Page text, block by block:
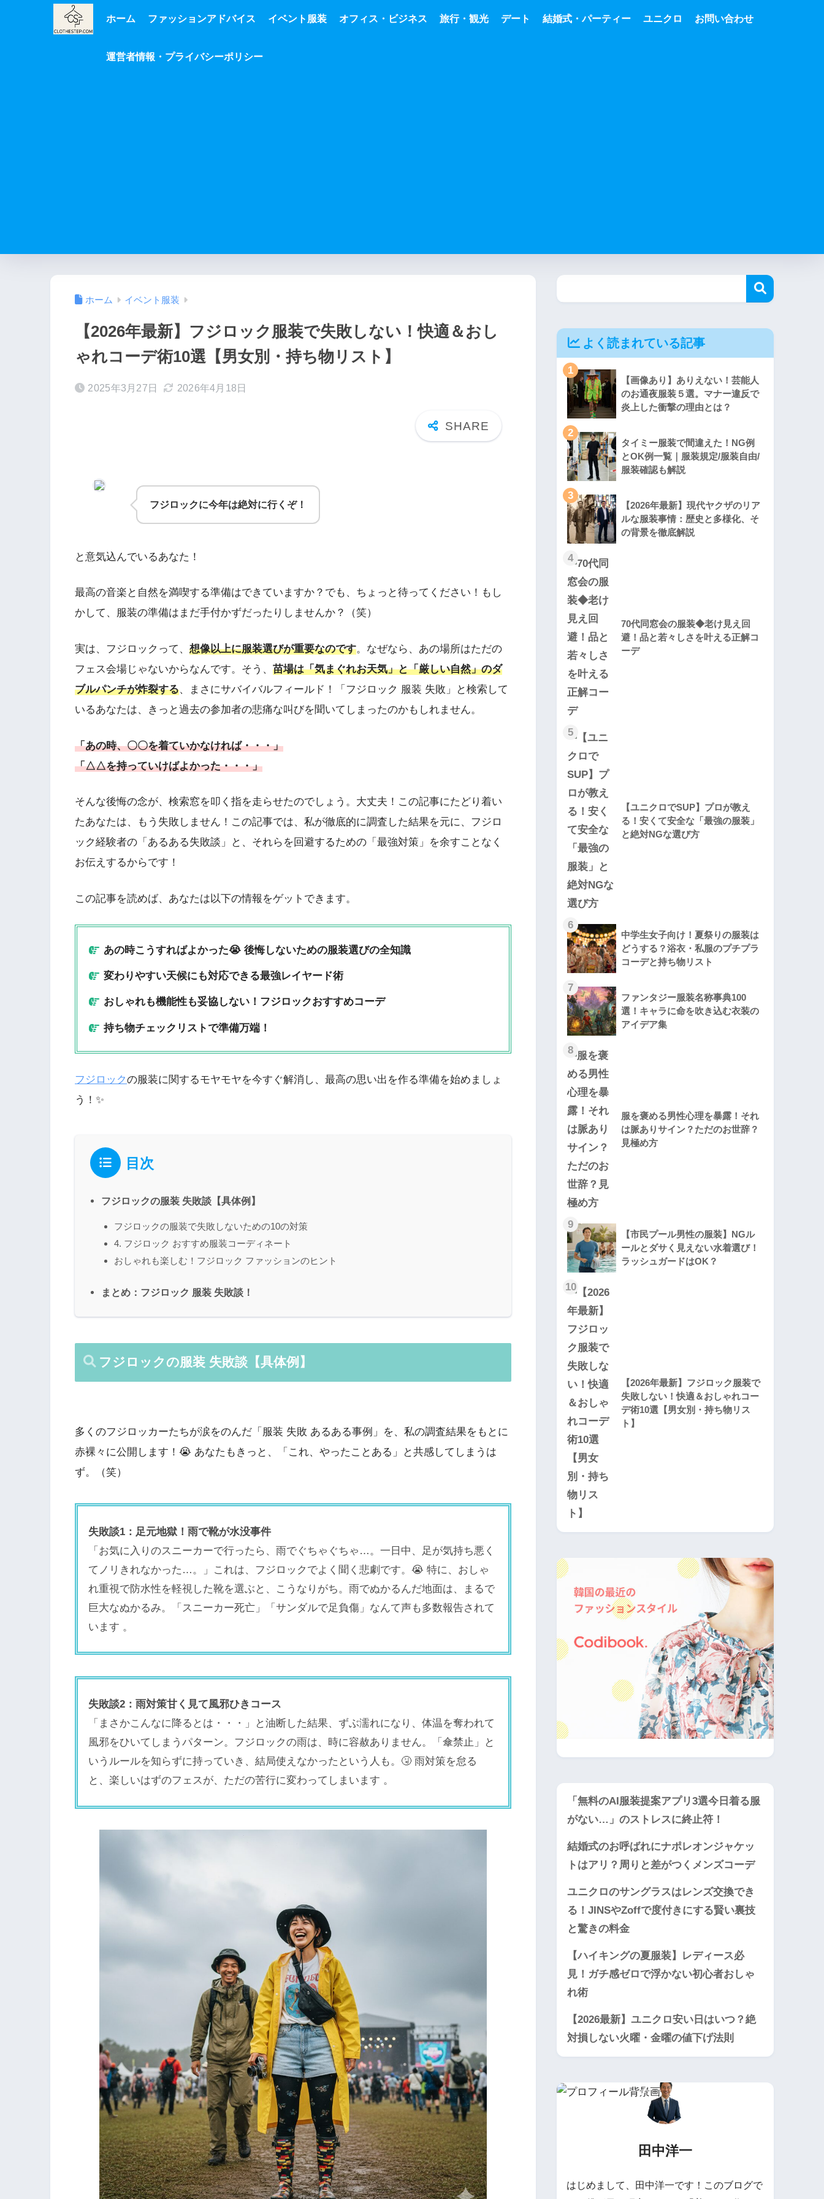
ホーム ファッションアドバイス イベント服装 オフィス・ビジネス 旅行・観光 デート 結婚式・パーティー ユニクロ お問い合わせ
運営者情報・プライバシーポリシー
ホーム イベント服装
【2026年最新】フジロック服装で失敗しない！快適＆おし
ゃれコーデ術10選【男女別・持ち物リスト】
2025年3月27日 2026年4月18日
フジロックに今年は絶対に行くぞ！
と意気込んでいるあなた！
最高の音楽と自然を満喫する準備はできていますか？でも、ちょっと待ってください！もし
かして、服装の準備はまだ手付かずだったりしませんか？（笑）
実は、フジロックって、 想像以上に服装選びが重要なのです。なぜなら、あの場所はただの
フェス会場じゃないからなんです。そう、 苗場は「気まぐれお天気」と「厳しい自然」のダ
ブルパンチが炸裂する、まさにサバイバルフィールド！「フジロック 服装 失敗」と検索して
いるあなたは、きっと過去の参加者の悲痛な叫びを聞いてしまったのかもしれません。
「あの時、〇〇を着ていかなければ・・・」
「△△を持っていけばよかった・・・」
そんな後悔の念が、検索窓を叩く指を走らせたのでしょう。大丈夫！この記事にたどり着い
たあなたは、もう失敗しません！この記事では、私が徹底的に調査した結果を元に、フジロ
ック経験者の「あるある失敗談」と、それらを回避するための「最強対策」を余すことなく
お伝えするからです！
この記事を読めば、あなたは以下の情報をゲットできます。
あの時こうすればよかった😭 後悔しないための服装選びの全知識
変わりやすい天候にも対応できる最強レイヤード術
おしゃれも機能性も妥協しない！フジロックおすすめコーデ
持ち物チェックリストで準備万端！
フジロックの服装に関するモヤモヤを今すぐ解消し、最高の思い出を作る準備を始めましょ
う！✨
目次
フジロックの服装 失敗談【具体例】
フジロックの服装で失敗しないための10の対策
4. フジロック おすすめ服装コーディネート
おしゃれも楽しむ！フジロック ファッションのヒント
まとめ：フジロック 服装 失敗談！
フジロックの服装 失敗談【具体例】
多くのフジロッカーたちが涙をのんだ「服装 失敗 あるある事例」を、私の調査結果をもとに
赤裸々に公開します！😭 あなたもきっと、「これ、やったことある」と共感してしまうは
ず。（笑）
失敗談1：足元地獄！雨で靴が水没事件
「お気に入りのスニーカーで行ったら、雨でぐちゃぐちゃ…。一日中、足が気持ち悪く
てノリきれなかった…。」これは、フジロックでよく聞く悲劇です。😭 特に、おしゃ
れ重視で防水性を軽視した靴を選ぶと、こうなりがち。雨でぬかるんだ地面は、まるで
巨大なぬかるみ。「スニーカー死亡」「サンダルで足負傷」なんて声も多数報告されて
います 。
失敗談2：雨対策甘く見て風邪ひきコース
「まさかこんなに降るとは・・・」と油断した結果、ずぶ濡れになり、体温を奪われて
風邪をひいてしまうパターン。フジロックの雨は、時に容赦ありません。「傘禁止」と
いうルールを知らずに持っていき、結局使えなかったという人も。🤧 雨対策を怠る
と、楽しいはずのフェスが、ただの苦行に変わってしまいます 。
よく読まれている記事
1
【画像あり】ありえない！芸能人
のお通夜服装５選。マナー違反で
炎上した衝撃の理由とは？
2
タイミー服装で間違えた！NG例
とOK例一覧｜服装規定/服装自由/
服装確認も解説
3
【2026年最新】現代ヤクザのリア
ルな服装事情：歴史と多様化、そ
の背景を徹底解説
4
70代同窓会の服装◆老け見え回
避！品と若々しさを叶える正解コ
ーデ
5
【ユニクロでSUP】プロが教え
る！安くて安全な「最強の服装」
と絶対NGな選び方
6
中学生女子向け！夏祭りの服装は
どうする？浴衣・私服のプチプラ
コーデと持ち物リスト
7
ファンタジー服装名称事典100
選！キャラに命を吹き込む衣装の
アイデア集
8
服を褒める男性心理を暴露！それ
は脈ありサイン？ただのお世辞？
見極め方
9
【市民プール男性の服装】NGル
ールとダサく見えない水着選び！
ラッシュガードはOK？
10
【2026年最新】フジロック服装で
失敗しない！快適＆おしゃれコー
デ術10選【男女別・持ち物リス
ト】
「無料のAI服装提案アプリ3選今日着る服
がない…」のストレスに終止符！
結婚式のお呼ばれにナポレオンジャケッ
トはアリ？周りと差がつくメンズコーデ
ユニクロのサングラスはレンズ交換でき
る！JINSやZoffで度付きにする賢い裏技
と驚きの料金
【ハイキングの夏服装】レディース必
見！ガチ感ゼロで浮かない初心者おしゃ
れ術
【2026最新】ユニクロ安い日はいつ？絶
対損しない火曜・金曜の値下げ法則
田中洋一
はじめまして、田中洋一です！このブログで